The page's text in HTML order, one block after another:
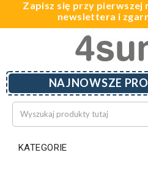
Zapisz się przy pierwszej
newslettera i
KATEGORIE
NAJNOWSZE